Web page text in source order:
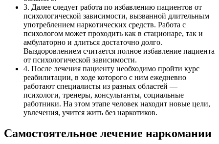
3. Далее следует работа по избавлению пациентов от
психологической зависимости, вызванной длительным
употреблением наркотических средств. Работа с
психологом может проходить как в стационаре, так и
амбулаторно и длиться достаточно долго.
Выздоровлением считается полное избавление пациента
от психологической зависимости.
4. После лечения пациенту необходимо пройти курс
реабилитации, в ходе которого с ним ежедневно
работают специалисты из разных областей —
психологи, тренеры, консультанты, социальные
работники. На этом этапе человек находит новые цели,
увлечения, учится жить без наркотиков.
Самостоятельное лечение наркомании